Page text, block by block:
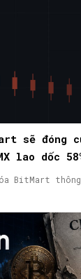
sẽ đóng
lao dốc
BitMart thông